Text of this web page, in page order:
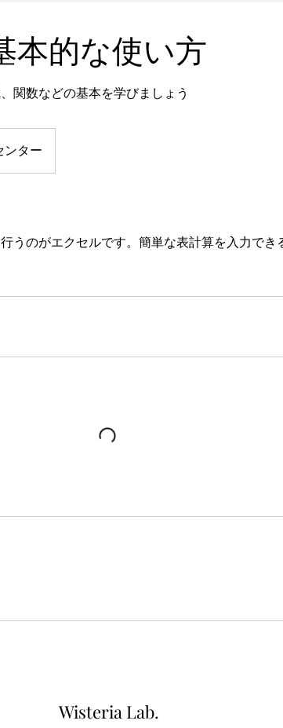
本的な使い方
関数などの基本を学びましょう
ンター
うのがエクセルです。簡単な表計算を入力でき
Wisteria Lab.